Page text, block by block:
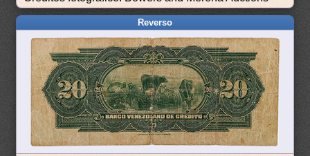
Reverso